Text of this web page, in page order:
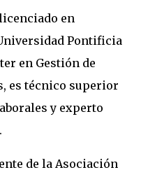
en
Pontificia
en Gestión de
es técnico superior
y experto
de la Asociación